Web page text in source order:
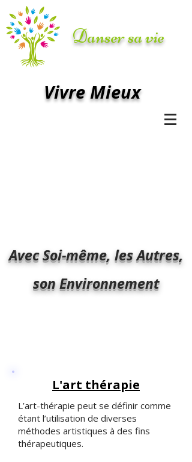
Danser sa vie
Vivre Mieux
Avec Soi-même, les Autres,
son Environnement
L'art thérapie
L’art-thérapie peut se définir comme
étant l’utilisation de diverses
méthodes artistiques à des fins
thérapeutiques.